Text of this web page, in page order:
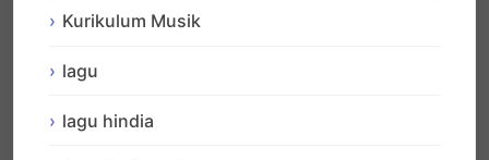
Kurikulum Musik
lagu
lagu hindia